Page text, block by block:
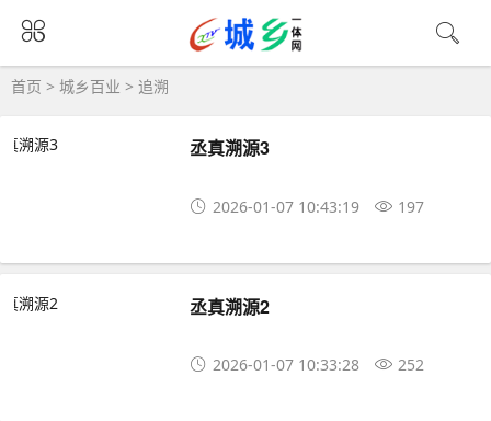
首页 > 城乡百业 > 追溯
丞真溯源3
2026-01-07 10:43:19 197
丞真溯源2
2026-01-07 10:33:28 252